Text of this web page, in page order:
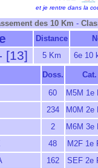
et je rentre dans la
des 10 Km -
Distance
[13] 5 Km 6e 10
Doss. Cat.
60 M5M 1e
234 M0M 2e
2 M6M 3e
48 M2F 1e
162 SEF 2e